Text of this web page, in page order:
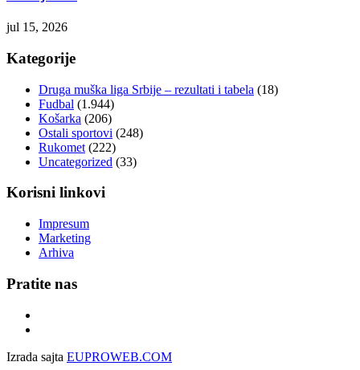
jul 15, 2026
Kategorije
Druga muška liga Srbije – rezultati i tabela (18)
Fudbal (1.944)
Košarka (206)
Ostali sportovi (248)
Rukomet (222)
Uncategorized (33)
Korisni linkovi
Impresum
Marketing
Arhiva
Pratite nas
Izrada sajta EUPROWEB.COM